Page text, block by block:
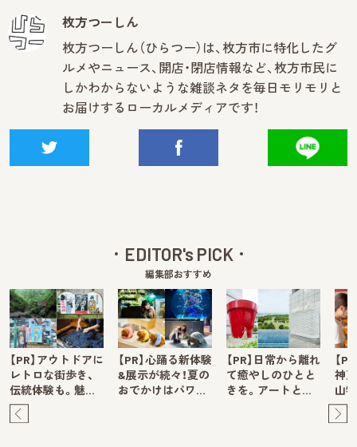
枚方つーしん
枚方つーしん（ひらつー）は、枚方市に特化したグ
ルメやニュース、開店・閉店情報など、枚方市民に
しかわからないような雑談ネタを毎日モリモリと
お届けするローカルメディアです！
EDITOR's PICK
編集部おすすめ
【PR】アウトドアに
レトロな街歩き、
伝統体験も。魅…
【PR】心踊る新体験
&展示が続々！夏の
おでかけはパワ…
【PR】日常から離れ
て癒やしのひとと
きを。アートと…
【
神
山